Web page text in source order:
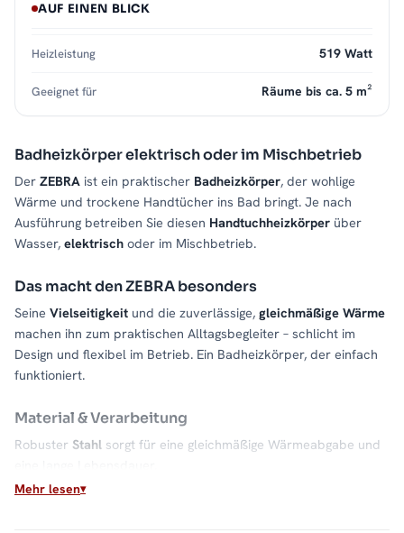
Badheizkörper elektrisch oder im Mischbetrieb
Der ZEBRA ist ein praktischer Badheizkörper, der wohlige
Wärme und trockene Handtücher ins Bad bringt. Je nach
Ausführung betreiben Sie diesen Handtuchheizkörper über
Wasser, elektrisch oder im Mischbetrieb.
Das macht den ZEBRA besonders
Seine Vielseitigkeit und die zuverlässige, gleichmäßige Wärme
machen ihn zum praktischen Alltagsbegleiter – schlicht im
Design und flexibel im Betrieb. Ein Badheizkörper, der einfach
funktioniert.
Material & Verarbeitung
Robuster Stahl sorgt für eine gleichmäßige Wärmeabgabe und
AUF EINEN BLICK
Heizleistung 519 Watt
Geeignet für Räume bis ca. 5 m²
Mehr lesen